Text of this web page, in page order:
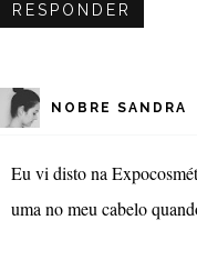
RESPONDER
NOBRE SANDRA
Eu vi disto na
uma no meu cabelo